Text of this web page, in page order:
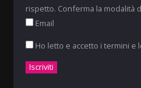
rispetto. Conferma la modalità
Email
Ho letto e accetto i termini e